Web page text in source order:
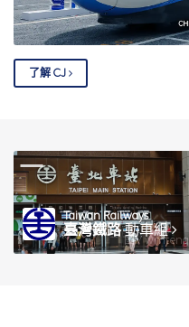
了解 CJ
Taiwan Railways
臺灣鐵路動車組
图 / wmteng